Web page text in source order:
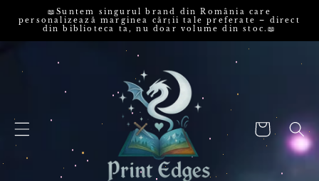
LA CONȚINUT
📖Suntem singurul brand din România care
personalizează marginea cărții tale preferate – direct
din biblioteca ta, nu doar volume din stoc.📖
Coș